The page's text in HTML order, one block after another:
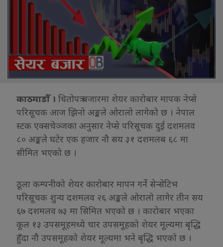
काठमाडौँ । धितोपत्र बजारमा शेयर कारोबार मापक नेप्से
परिसूचक आज झिनो अङ्कले ओरालो लागेको छ । नेपाल
स्टक एक्सचेञ्जका अनुसार नेप्से परिसूचक दुई दशमलव
८० अङ्कले घटेर एक हजार नौ सय ३१ दशमलब ६८ मा
सीमित भएको छ ।
ठूला कम्पनीको शेयर कारोबार मापन गर्ने सेन्सेटिभ
परिसूचक शुन्य दशमलव २६ अङ्कले ओरालो लागेर तीन सय
६७ दशमलव ७३ मा सिमित भएको छ । कारोबार भएका
कूल १३ उपसमूहमध्ये चार उपसमूहको शेयर मूल्यमा बृद्धि
हुँदा नौ उपसमूहको शेयर मूल्यमा भने बृद्धि भएको छ ।